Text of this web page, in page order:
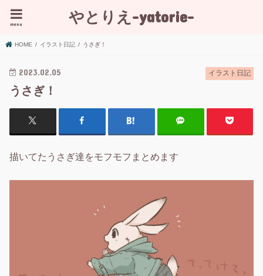
やとりえ-yatorie-
menu
HOME イラスト日記 うさぎ！
イラスト日記
2023.02.05
うさぎ！
描いてたうさぎ達をモフモフまとめます